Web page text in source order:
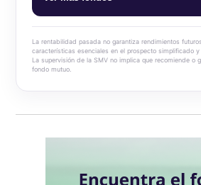
Blum Cash Dólares
Blum Bonos Globales
Blum Deuda Privada Global
La rentabilidad pasada no garantiza rendimientos
características esenciales en el prospecto simplificado y
La supervisión de la SMV no implica que recomiende o
fondo mutuo.